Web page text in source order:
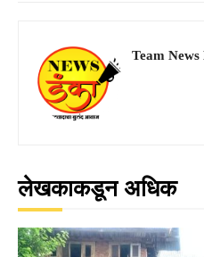
Team News
लेखकाकडून अधिक